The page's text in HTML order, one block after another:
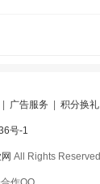
广告服务 积分换礼
号-1
All Rights Reserved